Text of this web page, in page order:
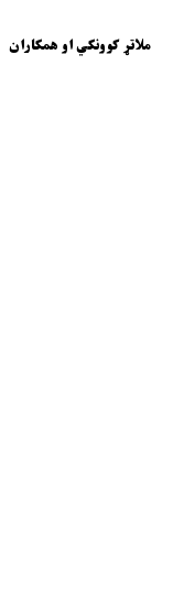
ملاتړ کوونکي او همکاران